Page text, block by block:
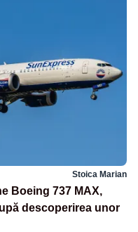
Stoica Marian
Boeing 737 MAX,
descoperirea unor